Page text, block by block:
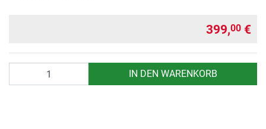
399,00 €
IN DEN WARENKORB